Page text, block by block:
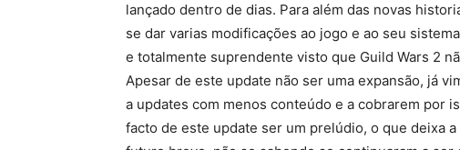
lançado dentro de dias. Para além das novas
se dar varias modificações ao jogo e ao seu
e totalmente suprendente visto que Guild Wars 2
Apesar de este update não ser uma expansão, já
a updates com menos conteúdo e a cobrarem por
facto de este update ser um prelúdio, o que deixa